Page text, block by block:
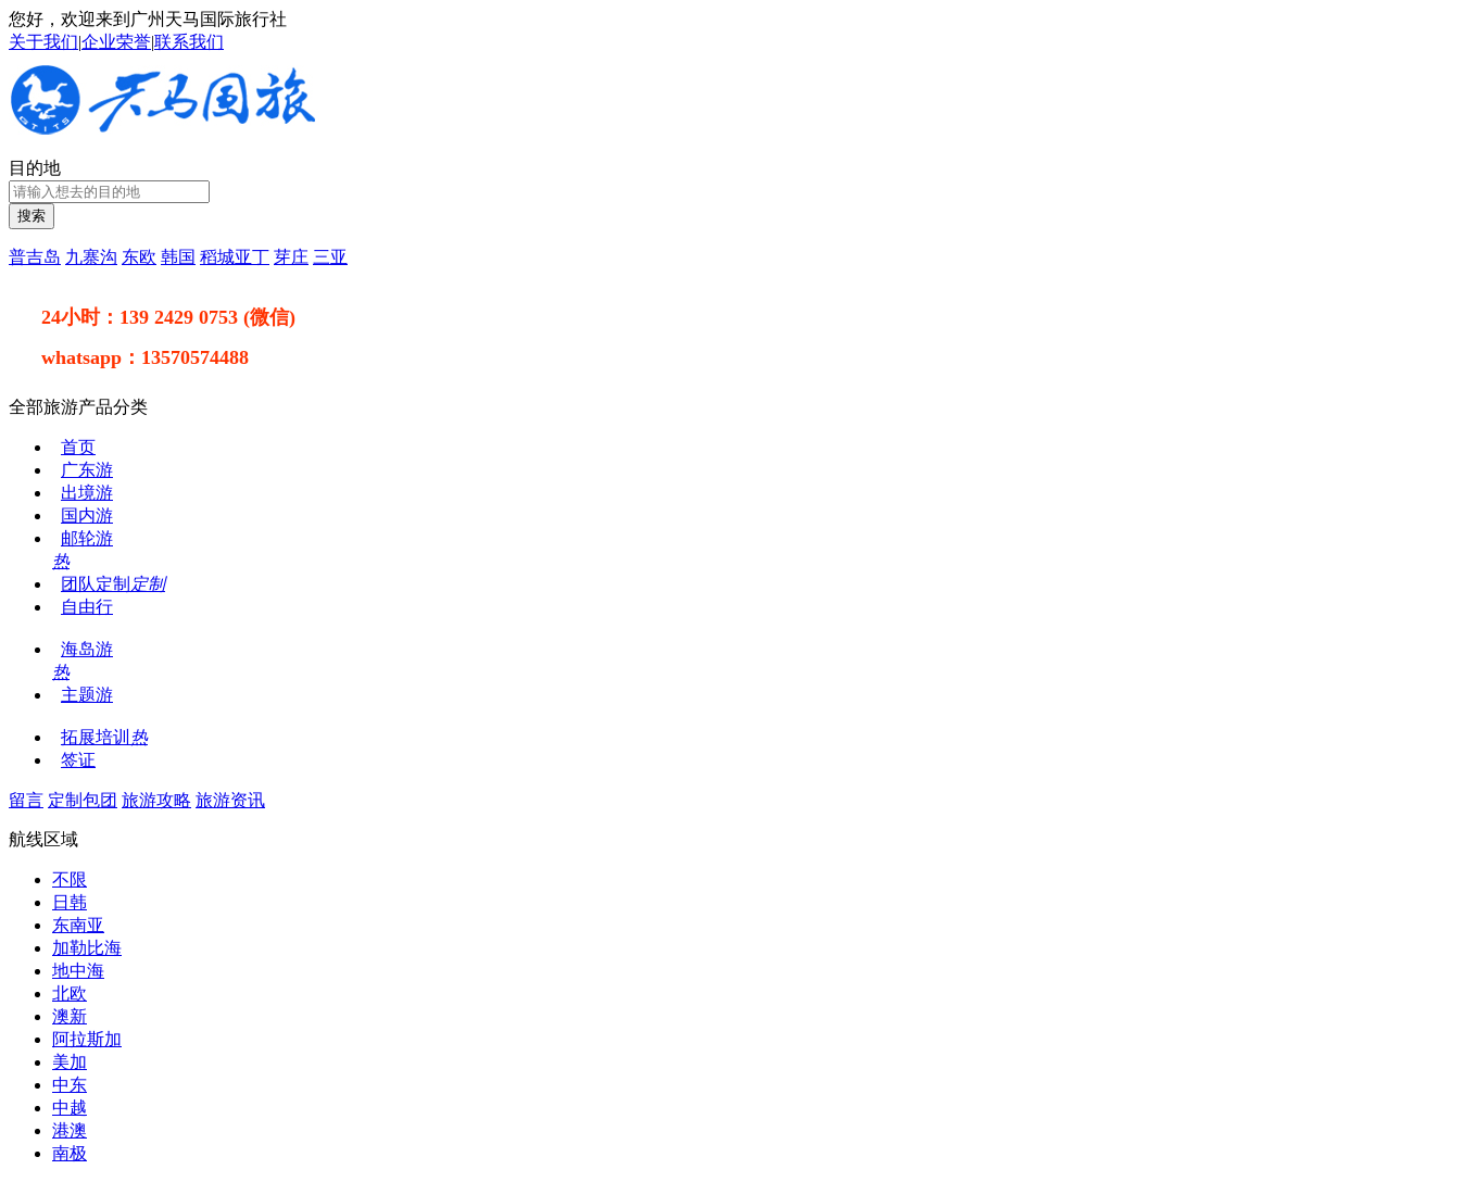
您好，欢迎来到广州天马国际旅行社
关于我们|企业荣誉|联系我们
目的地
搜索
普吉岛 九寨沟 东欧 韩国 稻城亚丁 芽庄 三亚
24小时： 139 2429 0753 (微信)
whatsapp： 13570574488
全部旅游产品分类
首页
广东游
出境游
国内游
邮轮游
热
团队定制 定制
自由行
海岛游
热
主题游
拓展培训 热
签证
留言 定制包团 旅游攻略 旅游资讯
航线区域
不限
日韩
东南亚
加勒比海
地中海
北欧
澳新
阿拉斯加
美加
中东
中越
港澳
南极